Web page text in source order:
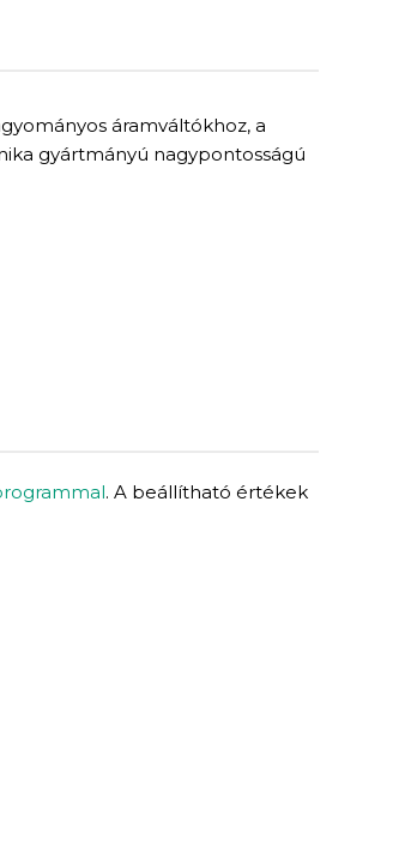
áramváltókhoz, a
gyártmányú nagypontosságú
. A beállítható értékek